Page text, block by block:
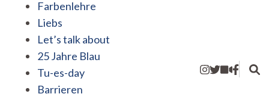
Farbenlehre
Liebs
Let’s talk about
25 Jahre Blau
Tu-es-day
Barrieren